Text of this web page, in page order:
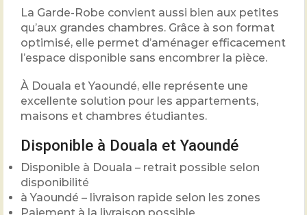
La Garde-Robe convient aussi bien aux petites
qu’aux grandes chambres. Grâce à son format
optimisé, elle permet d’aménager efficacement
l’espace disponible sans encombrer la pièce.
À Douala et Yaoundé, elle représente une
excellente solution pour les appartements,
maisons et chambres étudiantes.
Disponible à Douala et Yaoundé
Disponible à Douala – retrait possible selon
disponibilité
à Yaoundé – livraison rapide selon les zones